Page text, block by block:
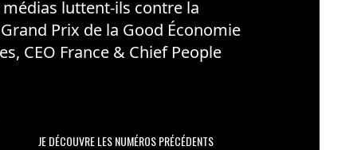
luttent-ils contre la
Prix de la Good Économie
CEO France & Chief People
JE DÉCOUVRE LES NUMÉROS PRÉCÉDENTS